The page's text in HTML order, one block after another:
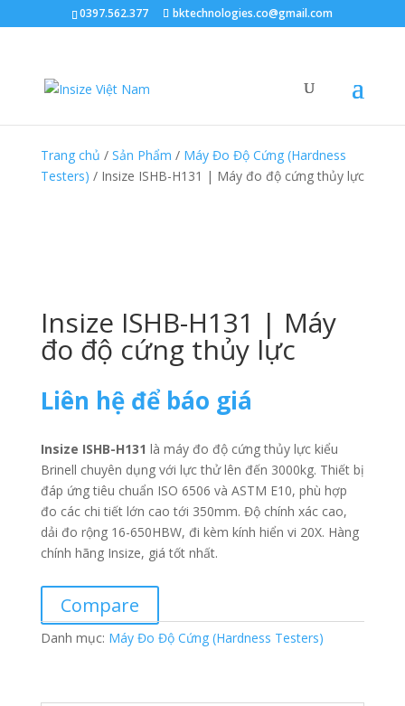
0397.562.377 bktechnologies.co@gmail.com
Trang chủ / Sản Phẩm / Máy Đo Độ Cứng (Hardness
Testers) / Insize ISHB-H131 | Máy đo độ cứng thủy lực
Insize ISHB-H131 | Máy
đo độ cứng thủy lực
Liên hệ để báo giá
Insize ISHB-H131 là máy đo độ cứng thủy lực kiểu
Brinell chuyên dụng với lực thử lên đến 3000kg. Thiết bị
đáp ứng tiêu chuẩn ISO 6506 và ASTM E10, phù hợp
đo các chi tiết lớn cao tới 350mm. Độ chính xác cao,
dải đo rộng 16-650HBW, đi kèm kính hiển vi 20X. Hàng
chính hãng Insize, giá tốt nhất.
Compare
Danh mục: Máy Đo Độ Cứng (Hardness Testers)